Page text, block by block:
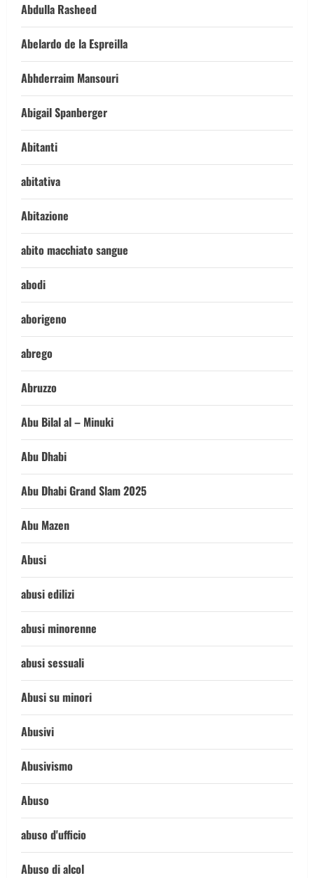
Abdulla Rasheed
Abelardo de la Espreilla
Abhderraim Mansouri
Abigail Spanberger
Abitanti
abitativa
Abitazione
abito macchiato sangue
abodi
aborigeno
abrego
Abruzzo
Abu Bilal al – Minuki
Abu Dhabi
Abu Dhabi Grand Slam 2025
Abu Mazen
Abusi
abusi edilizi
abusi minorenne
abusi sessuali
Abusi su minori
Abusivi
Abusivismo
Abuso
abuso d'ufficio
Abuso di alcol